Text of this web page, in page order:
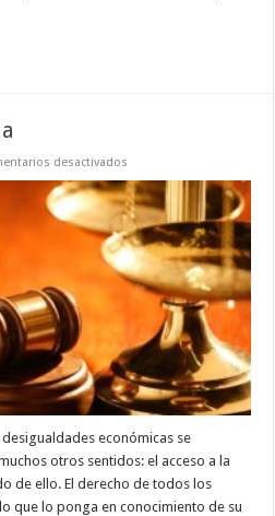
desactivados
en
Murcia
económicas se
otros sentidos: el acceso a la
de ello. El derecho de todos los
que lo ponga en conocimiento de su